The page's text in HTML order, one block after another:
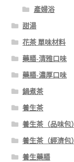
產婦浴
甜湯
花茶 單味材料
藥膳-清雅口味
藥膳-濃厚口味
鍋煮茶
養生茶
養生茶（品味包）
養生茶（經濟包）
養生藥膳